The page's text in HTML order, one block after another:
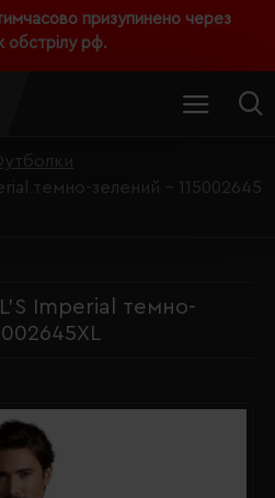
призупинено через
обстрілу рф.
темно-зелений - 115002645
Imperial темно-